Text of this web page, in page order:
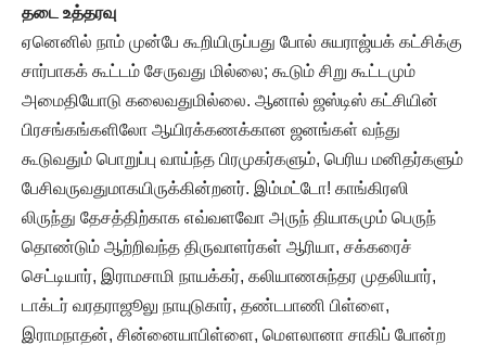
தடை உத்தரவு
ஏனெனில் நாம் முன்பே கூறியிருப்பது போல் சுயராஜ்யக் கட்சிக்கு
சார்பாகக் கூட்டம் சேருவது மில்லை; கூடும் சிறு கூட்டமும்
அமைதியோடு கலைவதுமில்லை. ஆனால் ஜஸ்டிஸ் கட்சியின்
பிரசங்கங்களிலோ ஆயிரக்கணக்கான ஜனங்கள் வந்து
கூடுவதும் பொறுப்பு வாய்ந்த பிரமுகர்களும், பெரிய மனிதர்களும்
பேசிவருவதுமாகயிருக்கின்றனர். இம்மட்டோ! காங்கிரஸி
லிருந்து தேசத்திற்காக எவ்வளவோ அருந் தியாகமும் பெருந்
தொண்டும் ஆற்றிவந்த திருவாளர்கள் ஆரியா, சக்கரைச்
செட்டியார், இராமசாமி நாயக்கர், கலியாணசுந்தர முதலியார்,
டாக்டர் வரதராஜூலு நாயுடுகார், தண்டபாணி பிள்ளை,
இராமநாதன், சின்னையாபிள்ளை, மௌலானா சாகிப் போன்ற